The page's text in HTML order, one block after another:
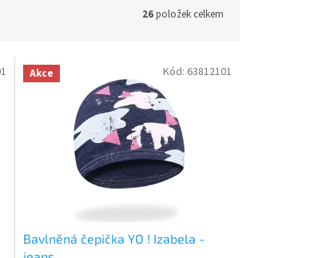
26položek celkem
Akce
Bavlněná čepička YO ! Izabela -
Kód: 63812101